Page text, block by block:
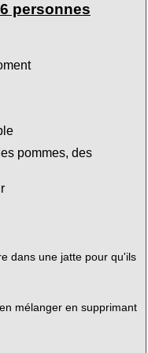
personnes
pommes, des
dans une jatte pour qu'ils
mélanger en supprimant